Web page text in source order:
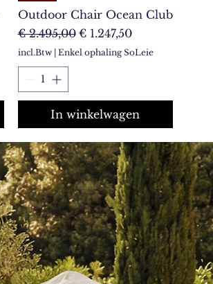
Outdoor Chair Ocean Club
Normale prijs
€ 2.495,00 Verkoopprijs
€ 1.247,50
incl.Btw | Enkel ophaling SoLeie
In winkelwagen